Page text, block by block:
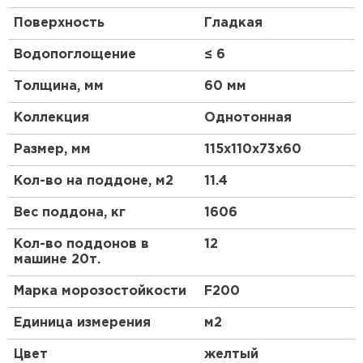
форма помогает создавать различные варианты
укладки, а также сочетать в одном рисунке
необыкновенных задумок. Компания «Браер»
цветах как: песочный, коралловый, медовый,
грифельный, янтарный, серый, белый,
серебристый, винный, коричневый. Размеры
брусчатки 73х110х115, высота 60 мм. Реализуем
плитку для тротуаров по выгодным ценам.
Поверхность Гладкая
Водопоглощение ≤ 6
Толщина, мм 60 мм
Коллекция Однотонная
Размер, мм 115х110х73х60
Кол-во на поддоне, м2 11.4
Вес поддона, кг 1606
Кол-во поддонов в
машине 20т.
12
Марка морозостойкости F200
Единица измерения м2
Цвет желтый